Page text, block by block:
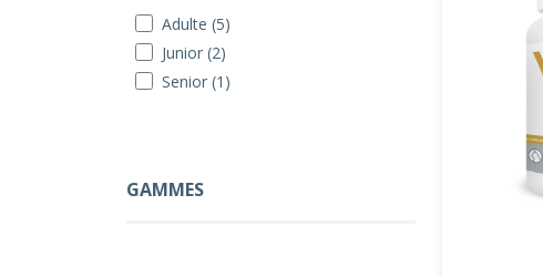
Adulte (5)
Junior (2)
Senior (1)
GAMMES